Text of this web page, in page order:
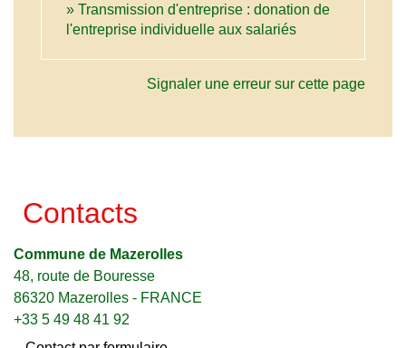
Transmission d'entreprise : donation de
l'entreprise individuelle aux salariés
Signaler une erreur sur cette page
Contacts
Commune de Mazerolles
48, route de Bouresse
86320 Mazerolles - FRANCE
+33 5 49 48 41 92